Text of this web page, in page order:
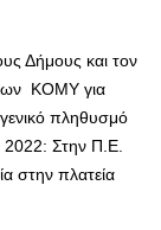
Δήμους και τον
ΚΟΜΥ για
πληθυσμό
2022: Στην Π.Ε.
στην πλατεία